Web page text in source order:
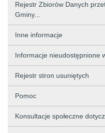
Rejestr Zbiorów Danych
Gminy...
Inne informacje
Informacje nieudostępnione
Rejestr stron usuniętych
Pomoc
Konsultacje społeczne